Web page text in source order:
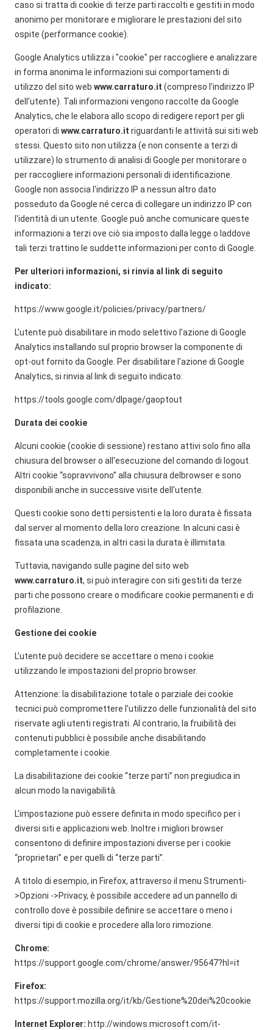
caso si tratta di cookie di terze parti raccolti e gestiti in modo
anonimo per monitorare e migliorare le prestazioni del sito
ospite (performance cookie).
Google Analytics utilizza i "cookie" per raccogliere e analizzare
in forma anonima le informazioni sui comportamenti di
utilizzo del sito web www.carraturo.it (compreso l'indirizzo IP
dell'utente). Tali informazioni vengono raccolte da Google
Analytics, che le elabora allo scopo di redigere report per gli
operatori di www.carraturo.it riguardanti le attività sui siti web
stessi. Questo sito non utilizza (e non consente a terzi di
utilizzare) lo strumento di analisi di Google per monitorare o
per raccogliere informazioni personali di identificazione.
Google non associa l'indirizzo IP a nessun altro dato
posseduto da Google né cerca di collegare un indirizzo IP con
l'identità di un utente. Google può anche comunicare queste
informazioni a terzi ove ciò sia imposto dalla legge o laddove
tali terzi trattino le suddette informazioni per conto di Google.
Per ulteriori informazioni, si rinvia al link di seguito
indicato:
https://www.google.it/policies/privacy/partners/
L'utente può disabilitare in modo selettivo l'azione di Google
Analytics installando sul proprio browser la componente di
opt-out fornito da Google. Per disabilitare l'azione di Google
Analytics, si rinvia al link di seguito indicato:
https://tools.google.com/dlpage/gaoptout
Durata dei cookie
Alcuni cookie (cookie di sessione) restano attivi solo fino alla
chiusura del browser o all'esecuzione del comando di logout.
Altri cookie “sopravvivono” alla chiusura delbrowser e sono
disponibili anche in successive visite dell'utente.
Questi cookie sono detti persistenti e la loro durata è fissata
dal server al momento della loro creazione. In alcuni casi è
fissata una scadenza, in altri casi la durata è illimitata.
Tuttavia, navigando sulle pagine del sito web
www.carraturo.it, si può interagire con siti gestiti da terze
parti che possono creare o modificare cookie permanenti e di
profilazione.
Gestione dei cookie
L'utente può decidere se accettare o meno i cookie
utilizzando le impostazioni del proprio browser.
Attenzione: la disabilitazione totale o parziale dei cookie
tecnici può compromettere l'utilizzo delle funzionalità del sito
riservate agli utenti registrati. Al contrario, la fruibilità dei
contenuti pubblici è possibile anche disabilitando
completamente i cookie.
La disabilitazione dei cookie “terze parti” non pregiudica in
alcun modo la navigabilità.
L'impostazione può essere definita in modo specifico per i
diversi siti e applicazioni web. Inoltre i migliori browser
consentono di definire impostazioni diverse per i cookie
“proprietari” e per quelli di “terze parti”.
A titolo di esempio, in Firefox, attraverso il menu Strumenti-
>Opzioni ->Privacy, è possibile accedere ad un pannello di
controllo dove è possibile definire se accettare o meno i
diversi tipi di cookie e procedere alla loro rimozione.
Chrome:
https://support.google.com/chrome/answer/95647?hl=it
Firefox:
https://support.mozilla.org/it/kb/Gestione%20dei%20cookie
Internet Explorer: http://windows.microsoft.com/it-